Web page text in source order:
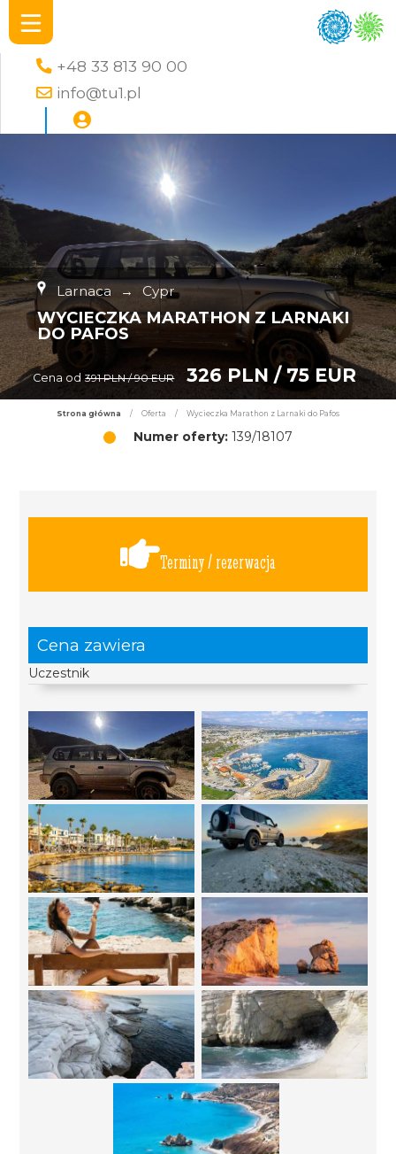
+48 33 813 90 00
info@tu1.pl
Larnaca → Cypr
WYCIECZKA MARATHON Z LARNAKI
DO PAFOS
Cena od 391 PLN / 90 EUR 326 PLN / 75 EUR
Strona główna / Oferta / Wycieczka Marathon z Larnaki do Pafos
Numer oferty: 139/18107
Terminy / rezerwacja
Cena zawiera
Uczestnik